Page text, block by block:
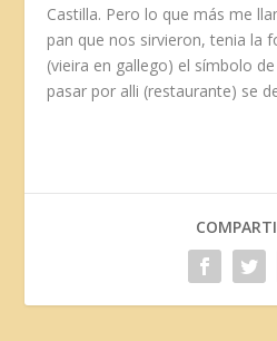
Castilla. Pero lo que más me
pan que nos sirvieron, tenia la
(vieira en gallego) el símbolo
pasar por alli (restaurante) se